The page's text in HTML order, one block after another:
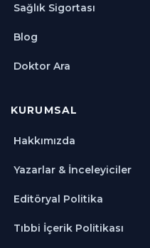
Sağlık Sigortası
Blog
Doktor Ara
KURUMSAL
Hakkımızda
Yazarlar & İnceleyiciler
Editöryal Politika
Tıbbi İçerik Politikası